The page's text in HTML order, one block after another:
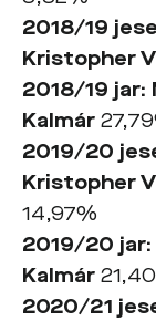
2018/19 jese
Kristopher
2018/19
Kalmár
2019/20
Kristopher
14,97%
2019/20
Kalmár
2020/21